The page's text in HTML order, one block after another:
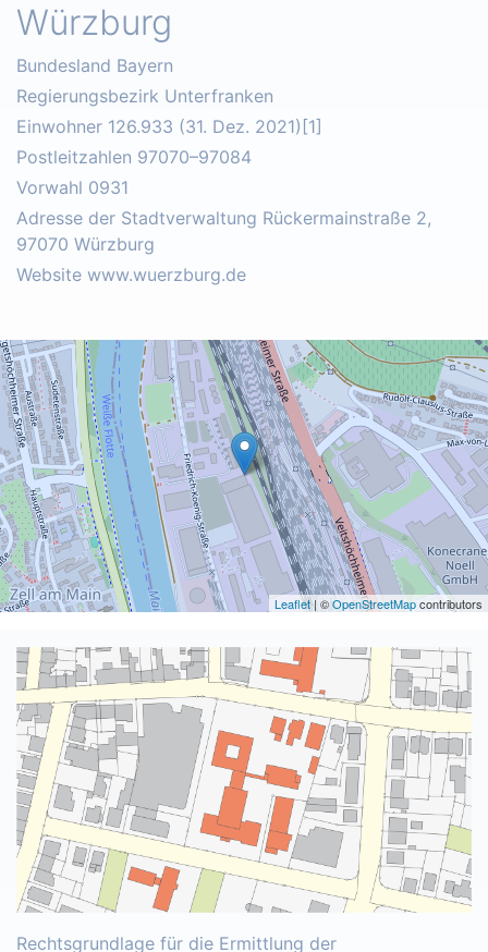
Würzburg
Bundesland Bayern
Regierungsbezirk Unterfranken
Einwohner 126.933 (31. Dez. 2021)[1]
Postleitzahlen 97070–97084
Vorwahl 0931
Adresse der Stadtverwaltung Rückermainstraße 2,
97070 Würzburg
Website www.wuerzburg.de
Leaflet| ©OpenStreetMapcontributors
Rechtsgrundlage für die Ermittlung der